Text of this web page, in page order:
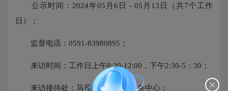
公示时间：2024年05月6日 - 05月13日（共7个工作
日）；
监督电话：0591-83980895；
来访时间：工作日上午8:30-12:00，下午2:30-5：30；
来访接待处：马尾区公共就业服务中心；